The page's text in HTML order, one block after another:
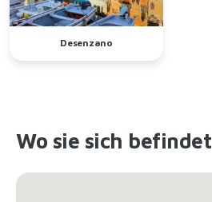
Desenzano
Wo sie sich befindet